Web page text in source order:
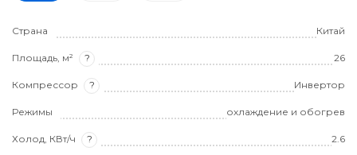
Страна Китай
Площадь, м² ? 26
Компрессор ? Инвертор
Режимы охлаждение и обогрев
Холод, КВт/ч ?
2.6